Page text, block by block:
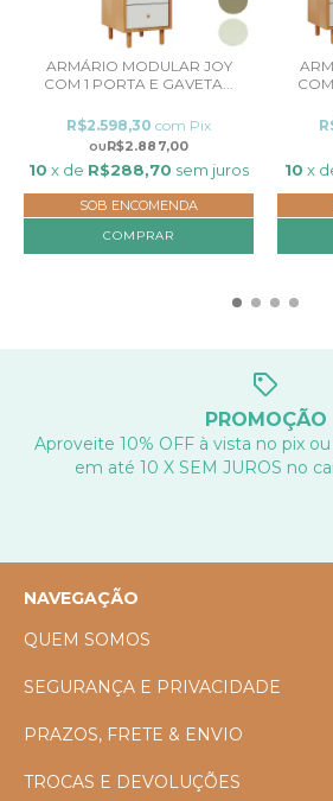
ARMÁRIO MODULAR JOY
COM 1 PORTA E GAVETA...
R$2.887,00
R$2.598,30 com Pix
10 x de R$288,70 sem juros
SOB ENCOMENDA
COMPRAR
10 x
PROMOÇÃO
Aproveite 10% OFF à vista no pix
em até 10 X SEM JUROS no
NAVEGAÇÃO
QUEM SOMOS
SEGURANÇA E PRIVACIDADE
PRAZOS, FRETE & ENVIO
TROCAS E DEVOLUÇÕES